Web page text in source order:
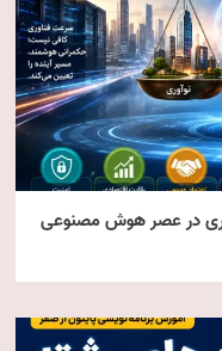
در عصر هوش مصنوعی